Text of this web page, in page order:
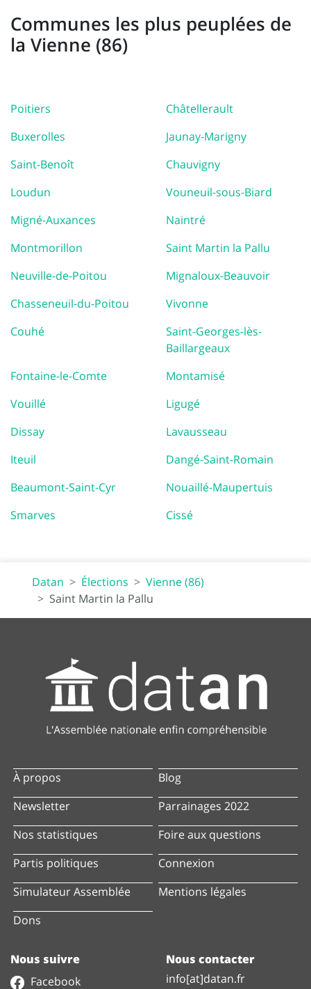
Communes les plus peuplées de
la Vienne (86)
Poitiers
Châtellerault
Buxerolles
Jaunay-Marigny
Saint-Benoît
Chauvigny
Loudun
Vouneuil-sous-Biard
Migné-Auxances
Naintré
Montmorillon
Saint Martin la Pallu
Neuville-de-Poitou
Mignaloux-Beauvoir
Chasseneuil-du-Poitou
Vivonne
Couhé
Saint-Georges-lès-
Baillargeaux
Fontaine-le-Comte
Montamisé
Vouillé
Ligugé
Dissay
Lavausseau
Iteuil
Dangé-Saint-Romain
Beaumont-Saint-Cyr
Nouaillé-Maupertuis
Smarves
Cissé
Datan Élections
Vienne (86)
Saint Martin la Pallu
À propos
Newsletter
Nos statistiques
Partis politiques
Simulateur Assemblée
Dons
Blog
Parrainages 2022
Foire aux questions
Connexion
Mentions légales
Nous suivre
Facebook
Nous contacter
info[at]datan.fr